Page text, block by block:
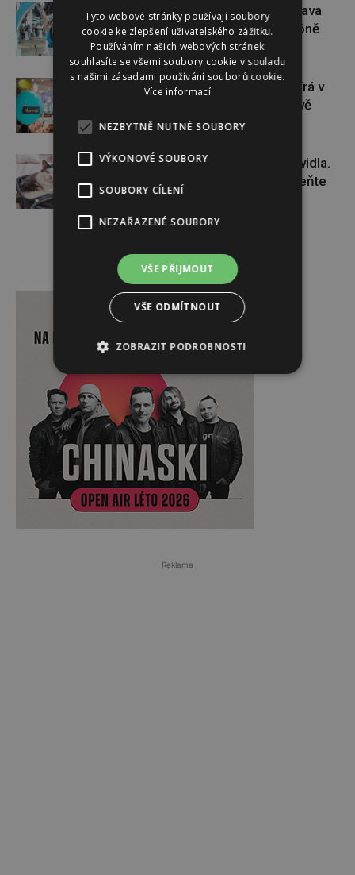
Dopřejte si na Colours of Ostrava
pauzu plnou zážitků v IQOS zóně
Dánský řetězec NORMAL otevírá v
České republice své první dvě
prodejny
Cestování s kočkou má svá pravidla.
Tohle před dovolenou nepodceňte
Reklama
Tyto webové stránky používají soubory
cookie ke zlepšení uživatelského zážitku.
Používáním našich webových stránek
souhlasíte se všemi soubory cookie v souladu
s našimi zásadami používání souborů cookie.
Více informací
NEZBYTNĚ NUTNÉ SOUBORY
VÝKONOVÉ SOUBORY
SOUBORY CÍLENÍ
NEZAŘAZENÉ SOUBORY
VŠE PŘIJMOUT
VŠE ODMÍTNOUT
ZOBRAZIT PODROBNOSTI